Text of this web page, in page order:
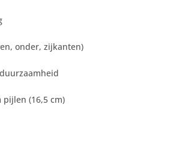
onder, zijkanten)
(16,5 cm)